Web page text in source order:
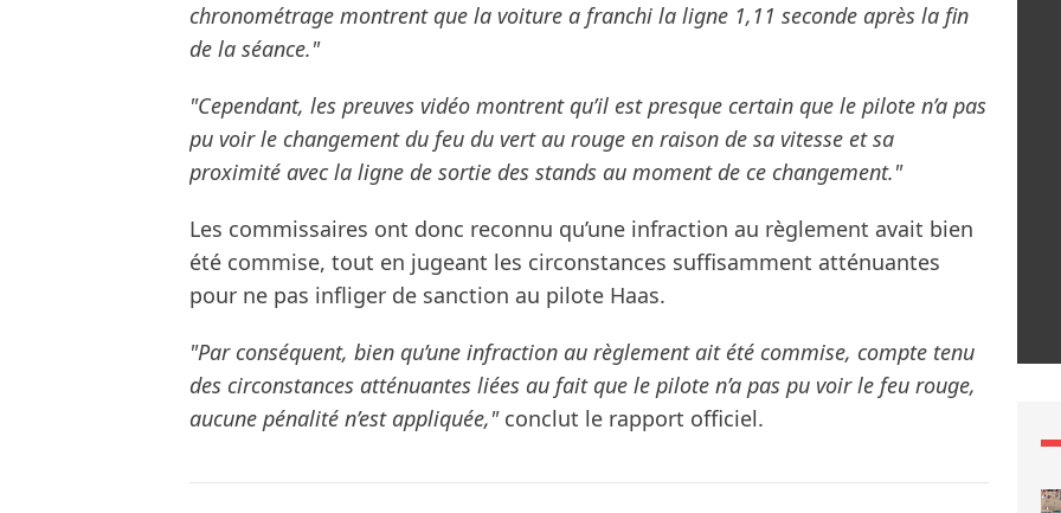
chronométrage montrent que la voiture a franchi la ligne 1,11 seconde après la fin
de la séance."
"Cependant, les preuves vidéo montrent qu’il est presque certain que le pilote n’a pas
pu voir le changement du feu du vert au rouge en raison de sa vitesse et sa
proximité avec la ligne de sortie des stands au moment de ce changement."
Les commissaires ont donc reconnu qu’une infraction au règlement avait bien
été commise, tout en jugeant les circonstances suffisamment atténuantes
pour ne pas infliger de sanction au pilote Haas.
"Par conséquent, bien qu’une infraction au règlement ait été commise, compte tenu
des circonstances atténuantes liées au fait que le pilote n’a pas pu voir le feu rouge,
aucune pénalité n’est appliquée,"conclut le rapport officiel.